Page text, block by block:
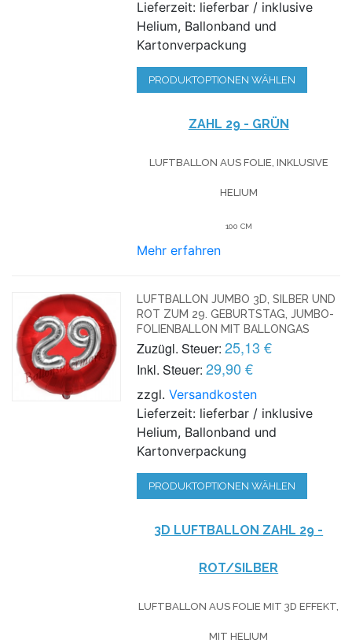
Lieferzeit: lieferbar / inklusive
Helium, Ballonband und
Kartonverpackung
PRODUKTOPTIONEN WÄHLEN
ZAHL 29 - GRÜN
LUFTBALLON AUS FOLIE, INKLUSIVE
HELIUM
100 CM
Mehr erfahren
LUFTBALLON JUMBO 3D, SILBER UND
ROT ZUM 29. GEBURTSTAG, JUMBO-
FOLIENBALLON MIT BALLONGAS
Zuzügl. Steuer: 25,13 €
Inkl. Steuer: 29,90 €
zzgl.Versandkosten
Lieferzeit: lieferbar / inklusive
Helium, Ballonband und
Kartonverpackung
PRODUKTOPTIONEN WÄHLEN
3D LUFTBALLON ZAHL 29 -
ROT/SILBER
LUFTBALLON AUS FOLIE MIT 3D EFFEKT,
MIT HELIUM